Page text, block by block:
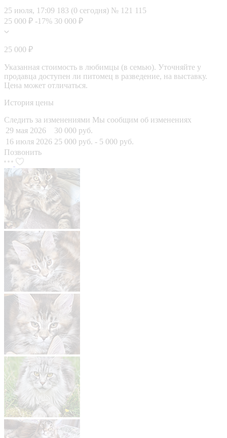
25 июля, 17:09 183 (0 сегодня) № 121 115
25 000 ₽ -17% 30 000 ₽
25 000 ₽
Указанная стоимость в любимцы (в семью). Уточняйте у
продавца доступен ли питомец в разведение, на выставку.
Цена может отличаться.
История цены
Следить за изменениями Мы сообщим об изменениях
29 мая 2026
30 000 руб.
16 июля 2026 25 000 руб. - 5 000 руб.
Позвонить